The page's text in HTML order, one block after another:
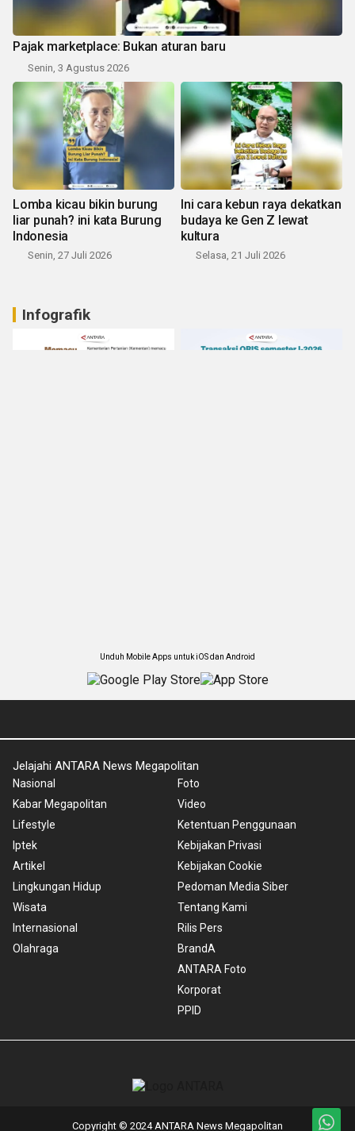
Pajak marketplace: Bukan aturan baru
Senin, 3 Agustus 2026
Lomba kicau bikin burung
liar punah? ini kata Burung
Indonesia
Senin, 27 Juli 2026
Ini cara kebun raya dekatkan
budaya ke Gen Z lewat
kultura
Selasa, 21 Juli 2026
Infografik
Unduh Mobile Apps untuk iOS dan Android
Jelajahi ANTARA News Megapolitan
Nasional
Kabar Megapolitan
Lifestyle
Iptek
Artikel
Lingkungan Hidup
Wisata
Internasional
Olahraga
Foto
Video
Ketentuan Penggunaan
Kebijakan Privasi
Kebijakan Cookie
Pedoman Media Siber
Tentang Kami
Rilis Pers
BrandA
ANTARA Foto
Korporat
PPID
Copyright © 2024 ANTARA News Megapolitan